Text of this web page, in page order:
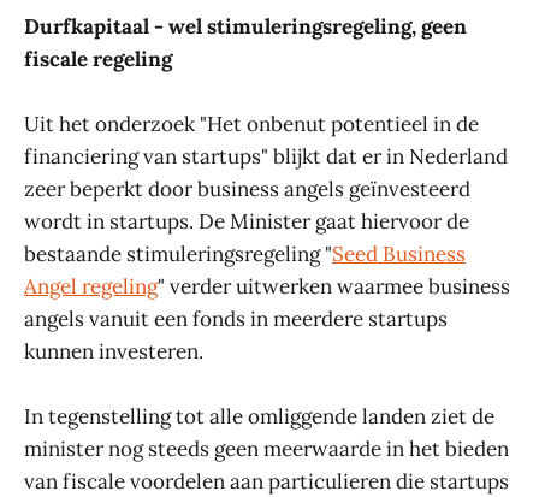
Durfkapitaal - wel stimuleringsregeling, geen
fiscale regeling
Uit het onderzoek "Het onbenut potentieel in de
financiering van startups" blijkt dat er in Nederland
zeer beperkt door business angels geïnvesteerd
wordt in startups. De Minister gaat hiervoor de
bestaande stimuleringsregeling "Seed Business
Angel regeling" verder uitwerken waarmee business
angels vanuit een fonds in meerdere startups
kunnen investeren.
In tegenstelling tot alle omliggende landen ziet de
minister nog steeds geen meerwaarde in het bieden
van fiscale voordelen aan particulieren die startups